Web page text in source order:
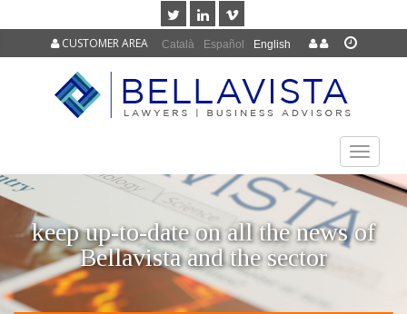
Català Español English
CUSTOMER AREA
TOGGLE
keep up-to-date on all the news of
Bellavista and the sector